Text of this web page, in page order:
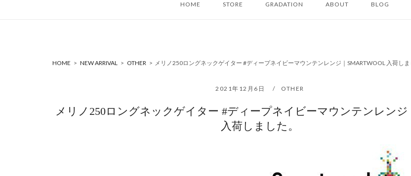
HOME STORE GRADATION ABOUT BLOG
HOME > NEW ARRIVAL > OTHER > メリノ250ロングネックゲイター #ディープネイビーマウンテンレンジ｜SMARTWOOL 入荷しま
2021年12月6日 OTHER
メリノ250ロングネックゲイター #ディープネイビーマウンテンレンジ
入荷しました。